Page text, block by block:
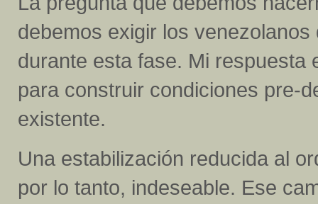
debemos exigir los
durante esta fase. Mi respuesta
para construir condiciones pre-
existente.
Una estabilización reducida al
por lo tanto, indeseable. Ese